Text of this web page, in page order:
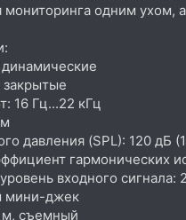
мониторинга одним ухом,
16 Гц...22 кГц
давления (SPL): 120 дБ
гармонических
входного сигнала:
мини-джек
съемный